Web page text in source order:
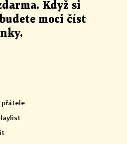
Když si
moci číst
.
přátele